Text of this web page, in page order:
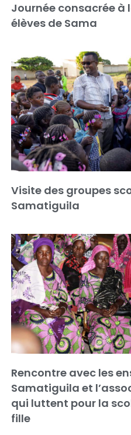
Journée consacrée
élèves de Sama
Visite des groupes
Samatiguila
Rencontre avec les
Samatiguila et
qui luttent pour la
fille